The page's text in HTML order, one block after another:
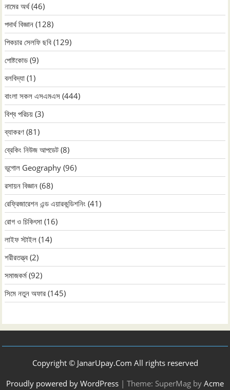
নামের অর্থ(46)
পদার্থ বিজ্ঞান (128)
পিকচার সেলফি ছবি (129)
পোষ্টকোড (9)
বলবিদ্যা (1)
বাংলা সকল এসএমএস (444)
বিশ্ব পরিচয় (3)
ব্যাকরণ (81)
ব্রেকিং নিউজ আপডেট (8)
ভূগোল Geography (96)
রসায়ন বিজ্ঞান (68)
রেফ্রিজারেশন এন্ড এয়ারকন্ডিশনিং (41)
রোগ ও চিকিৎসা (16)
লাইফ স্টাইল (14)
শরীরতত্ত্ব (2)
সমাজকর্ম(92)
সিমে নতুন ‍অফার (145)
Copyright © JanarUpay.Com All rights reserved
Proudly powered by WordPress | Theme: SuperMag by Acme